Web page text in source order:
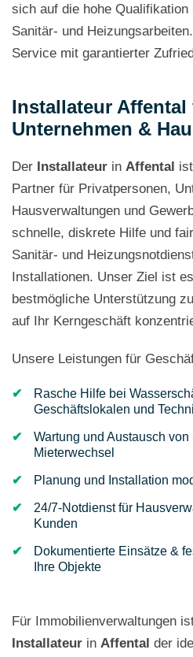
sich auf die hohe
Sanitär- und
Service mit garantierter
Installateur Affental
Unternehmen &
Der Installateur in Affental
Partner für Privatpersonen,
Hausverwaltungen und
schnelle, diskrete Hilfe und
Sanitär- und
Installationen. Unser Ziel ist
bestmögliche Unterstützung
auf Ihr Kerngeschäft
Unsere Leistungen für
Rasche Hilfe bei
Geschäftslokalen und
Wartung und Austausch
Mieterwechsel
Planung und Installation
24/7-Notdienst für
Kunden
Dokumentierte Einsätze &
Ihre Objekte
Für Immobilienverwaltungen
Installateur in Affental der